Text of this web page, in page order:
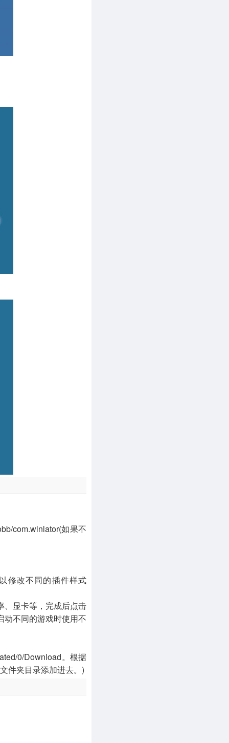
com.winlator(如果不
修改不同的插件样式
、显卡等，完成后点击
动不同的游戏时使用不
0/Download。根据
件夹目录添加进去。)